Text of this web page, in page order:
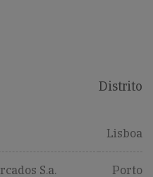
Distrito
Lisboa
S.a. Porto